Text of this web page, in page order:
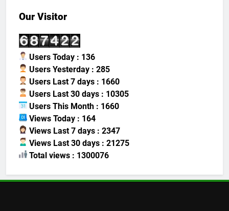
Our Visitor
Users Today : 136
Users Yesterday : 285
Users Last 7 days : 1660
Users Last 30 days : 10305
Users This Month : 1660
Views Today : 164
Views Last 7 days : 2347
Views Last 30 days : 21275
Total views : 1300076